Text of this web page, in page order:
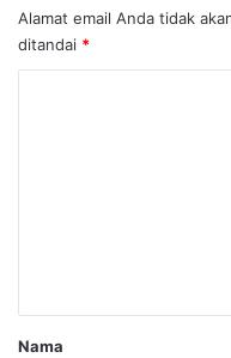
Alamat email Anda tidak
ditandai *
r
Nama